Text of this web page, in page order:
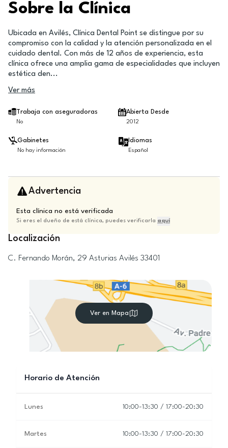
Sobre la Clínica
Ubicada en Avilés, Clínica Dental Point se distingue por su
compromiso con la calidad y la atención personalizada en el
cuidado dental. Con más de 12 años de experiencia, esta
clínica ofrece una amplia gama de especialidades que incluyen
estética den...
Ver más
Trabaja con aseguradoras
No
Abierta Desde
2012
Gabinetes
No hay información
Idiomas
Español
Advertencia
Esta clínica no está verificada
Si eres el dueño de está clínica, puedes verificarla aquí
Localización
C. Fernando Morán, 29 Asturias Avilés 33401
Ver en Mapa
Horario de Atención
Lunes 10:00-13:30 / 17:00-20:30
Martes 10:00-13:30 / 17:00-20:30